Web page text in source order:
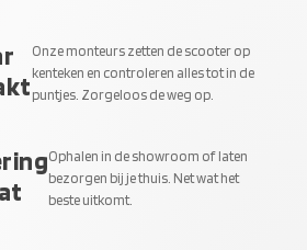
Onze monteurs zetten de scooter op
kenteken en controleren alles tot in de
puntjes. Zorgeloos de weg op.
Ophalen in de showroom of laten
bezorgen bij je thuis. Net wat het
beste uitkomt.